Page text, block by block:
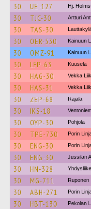
30 UE-127 Hj.
30 TJC-30 Artturi
30 TAS-30
30 OER-530 Kainuun
30 OMZ-91 Kainuun
30 LFP-63 Kuusela
30 HAG-30 Vekka
30 HAS-31 Vekka
30 ZEP-68 Rajala
30 IKS-18
30 OYP-30 Pohjola
30 TPE-730 Porin
30 ENG-30 Porin
30 ENG-30 Jussilan
30 HN-328
30 MG-711 Ruponen
30 ABH-271 Porin
30 HBT-130 Pekolan